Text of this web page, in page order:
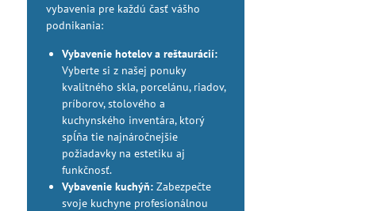
vybavenia pre každú časť vášho
podnikania:
Vybavenie hotelov a reštaurácií:
Vyberte si z našej ponuky
kvalitného skla, porcelánu, riadov,
príborov, stolového a
kuchynského inventára, ktorý
spĺňa tie najnáročnejšie
požiadavky na estetiku aj
funkčnosť.
Vybavenie kuchýň:Zabezpečte
svoje kuchyne profesionálnou